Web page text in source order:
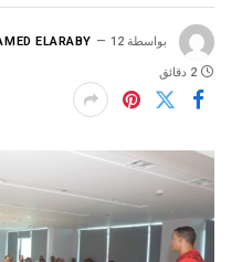
بواسطة ELARABY 12 مايو، 2026
2 دقائق